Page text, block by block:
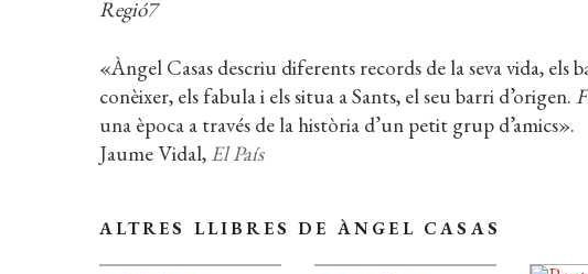
Regió7
«Àngel Casas descriu diferents records de la seva vida, els
conèixer, els fabula i els situa a Sants, el seu barri d’origen.
una època a través de la història d’un petit grup d’amics».
Jaume Vidal, El País
ALTRES LLIBRES DE ÀNGEL CASAS